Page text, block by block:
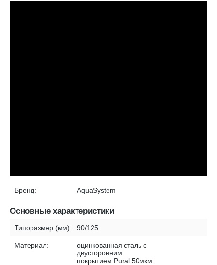
Бренд: AquaSystem
Основные характеристики
Типоразмер (мм): 90/125
Материал:
оцинкованная сталь с
двусторонним
покрытием Pural 50мкм